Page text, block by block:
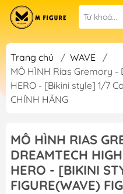
Trang chủ / WAVE
/
MÔ HÌNH Rias Gremory -
HERO - [Bikini style] 1/7
CHÍNH HÃNG
MÔ HÌNH RIAS
DREAMTECH
HERO - [BIKINI
FIGURE(WAVE)